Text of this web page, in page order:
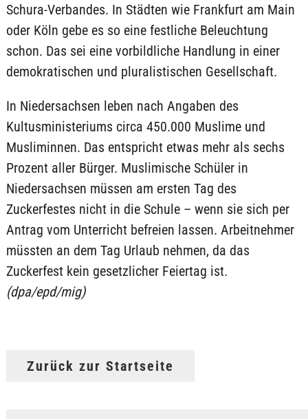
Schura-Verbandes. In Städten wie Frankfurt am Main
oder Köln gebe es so eine festliche Beleuchtung
schon. Das sei eine vorbildliche Handlung in einer
demokratischen und pluralistischen Gesellschaft.
In Niedersachsen leben nach Angaben des
Kultusministeriums circa 450.000 Muslime und
Musliminnen. Das entspricht etwas mehr als sechs
Prozent aller Bürger. Muslimische Schüler in
Niedersachsen müssen am ersten Tag des
Zuckerfestes nicht in die Schule – wenn sie sich per
Antrag vom Unterricht befreien lassen. Arbeitnehmer
müssten an dem Tag Urlaub nehmen, da das
Zuckerfest kein gesetzlicher Feiertag ist.
(dpa/epd/mig)
Zurück zur Startseite